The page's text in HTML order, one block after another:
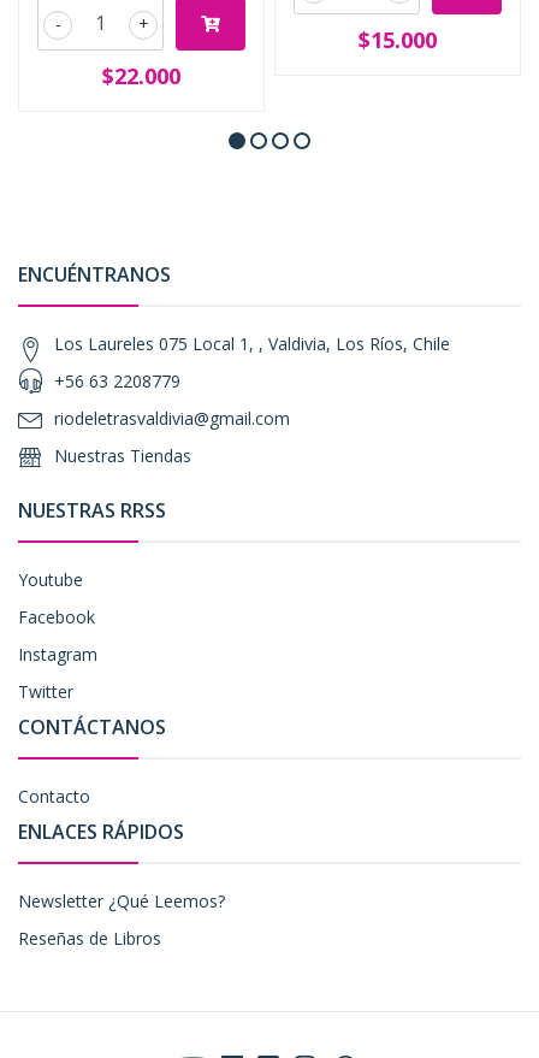
+
-
$22.000
$15.000
ENCUÉNTRANOS
Los Laureles 075 Local 1, , Valdivia, Los Ríos, Chile
+56 63 2208779
riodeletrasvaldivia@gmail.com
Nuestras Tiendas
NUESTRAS RRSS
Youtube
Facebook
Instagram
Twitter
CONTÁCTANOS
Contacto
ENLACES RÁPIDOS
Newsletter ¿Qué Leemos?
Reseñas de Libros